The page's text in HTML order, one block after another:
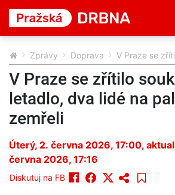
Zprávy Doprava V Praze se
V Praze se zřítilo
letadlo, dva lidé na
zemřeli
Úterý, 2. června 2026, 17:00,
června 2026, 17:16
Diskutuj na FB